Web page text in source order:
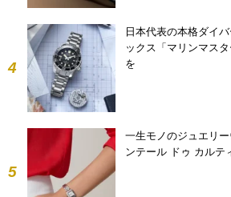
4
日本代表の本格ダイ
ックス「マリンマス
を
5
一生モノのジュエリ
ンテール ドゥ カルテ